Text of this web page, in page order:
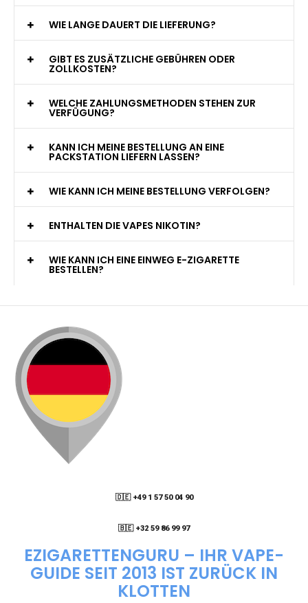
WIE LANGE DAUERT DIE LIEFERUNG?
GIBT ES ZUSÄTZLICHE GEBÜHREN ODER
ZOLLKOSTEN?
WELCHE ZAHLUNGSMETHODEN STEHEN ZUR
VERFÜGUNG?
KANN ICH MEINE BESTELLUNG AN EINE
PACKSTATION LIEFERN LASSEN?
WIE KANN ICH MEINE BESTELLUNG VERFOLGEN?
ENTHALTEN DIE VAPES NIKOTIN?
WIE KANN ICH EINE EINWEG E-ZIGARETTE
BESTELLEN?
🇩🇪 +49 1 57 50 04 90
🇧🇪 +32 59 86 99 97
EZIGARETTENGURU – IHR VAPE-
GUIDE SEIT 2013 IST ZURÜCK IN
KLOTTEN